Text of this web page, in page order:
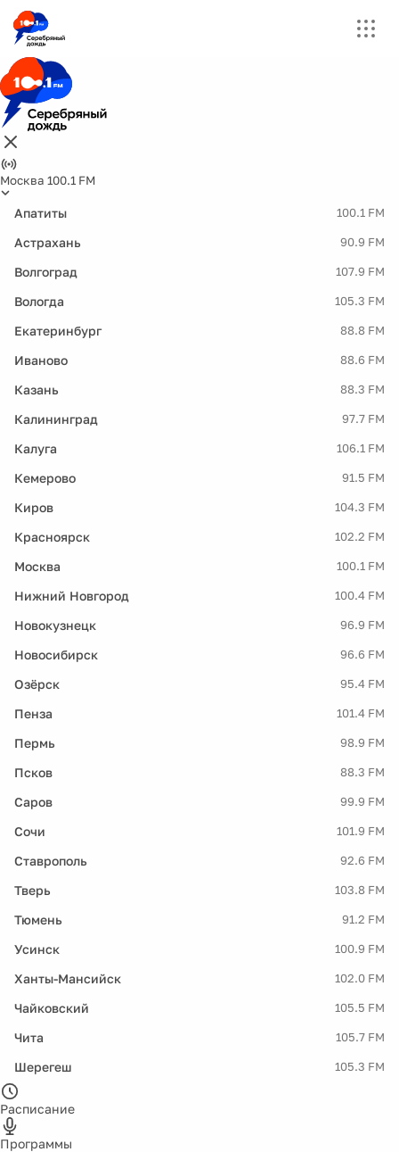
Москва 100.1 FM
Апатиты 100.1 FM
Астрахань 90.9 FM
Волгоград 107.9 FM
Вологда 105.3 FM
Екатеринбург 88.8 FM
Иваново 88.6 FM
Казань 88.3 FM
Калининград 97.7 FM
Калуга 106.1 FM
Кемерово 91.5 FM
Киров 104.3 FM
Красноярск 102.2 FM
Москва 100.1 FM
Нижний Новгород 100.4 FM
Новокузнецк 96.9 FM
Новосибирск 96.6 FM
Озёрск 95.4 FM
Пенза 101.4 FM
Пермь 98.9 FM
Псков 88.3 FM
Саров 99.9 FM
Сочи 101.9 FM
Ставрополь 92.6 FM
Тверь 103.8 FM
Тюмень 91.2 FM
Усинск 100.9 FM
Ханты-Мансийск 102.0 FM
Чайковский 105.5 FM
Чита 105.7 FM
Шерегеш 105.3 FM
Расписание
Программы